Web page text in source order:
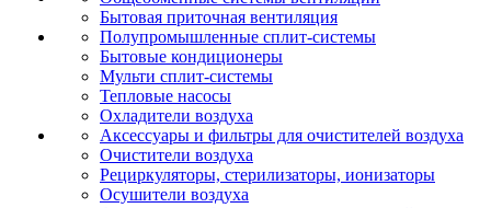
Бытовая приточная вентиляция
Полупромышленные сплит-системы
Бытовые кондиционеры
Мульти сплит-системы
Тепловые насосы
Охладители воздуха
Аксессуары и фильтры для очистителей воздуха
Очистители воздуха
Рециркуляторы, стерилизаторы, ионизаторы
Осушители воздуха